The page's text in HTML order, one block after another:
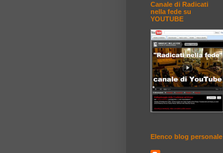
Canale di Radicati
nella fede su
YOUTUBE
Elenco blog personale